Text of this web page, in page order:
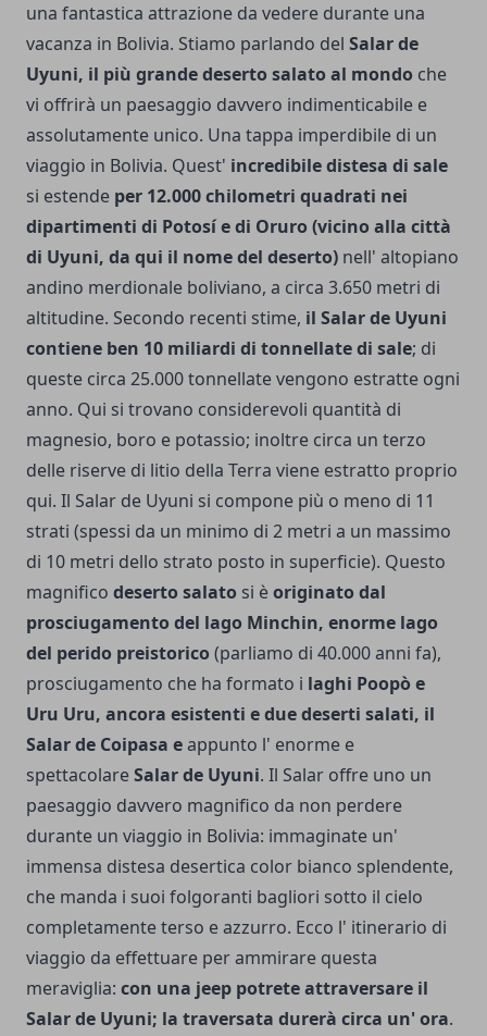
una fantastica attrazione da vedere durante una
vacanza in Bolivia. Stiamo parlando del Salar de
Uyuni, il più grande deserto salato al mondo che
vi offrirà un paesaggio davvero indimenticabile e
assolutamente unico. Una tappa imperdibile di un
viaggio in Bolivia. Quest' incredibile distesa di sale
si estende per 12.000 chilometri quadrati nei
dipartimenti di Potosí e di Oruro (vicino alla città
di Uyuni, da qui il nome del deserto) nell' altopiano
andino merdionale boliviano, a circa 3.650 metri di
altitudine. Secondo recenti stime, il Salar de Uyuni
contiene ben 10 miliardi di tonnellate di sale; di
queste circa 25.000 tonnellate vengono estratte ogni
anno. Qui si trovano considerevoli quantità di
magnesio, boro e potassio; inoltre circa un terzo
delle riserve di litio della Terra viene estratto proprio
qui. Il Salar de Uyuni si compone più o meno di 11
strati (spessi da un minimo di 2 metri a un massimo
di 10 metri dello strato posto in superficie). Questo
magnifico deserto salato si èoriginato dal
prosciugamento del lago Minchin, enorme lago
del perido preistorico (parliamo di 40.000 anni fa),
prosciugamento che ha formato i laghi Poopò e
Uru Uru, ancora esistenti e due deserti salati, il
Salar de Coipasa eappunto l' enorme e
spettacolareSalar de Uyuni. Il Salar offre uno un
paesaggio davvero magnifico da non perdere
durante un viaggio in Bolivia: immaginate un'
immensa distesa desertica color bianco splendente,
che manda i suoi folgoranti bagliori sotto il cielo
completamente terso e azzurro. Ecco l' itinerario di
viaggio da effettuare per ammirare questa
meraviglia: con una jeep potrete attraversare il
Salar de Uyuni; la traversata durerà circa un' ora.